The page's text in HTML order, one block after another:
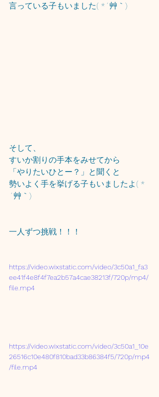
言っている子もいました( *´艸｀)
そして、
すいか割りの手本をみせてから
「やりたいひとー？」と聞くと
勢いよく手を挙げる子もいましたよ( *
´艸｀)
一人ずつ挑戦！！！
https://video.wixstatic.com/video/3c50a1_fa3
ee41f4e8f4f7ea2b57a4cae38213f/720p/mp4/
file.mp4
https://video.wixstatic.com/video/3c50a1_10e
26516c10e480f810bad33b86384f5/720p/mp4
/file.mp4